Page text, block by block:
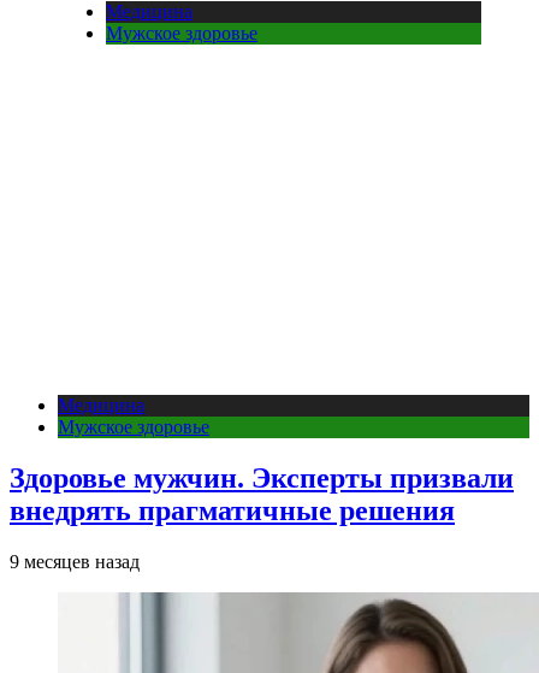
Медицина
Мужское здоровье
Медицина
Мужское здоровье
Здоровье мужчин. Эксперты призвали
внедрять прагматичные решения
9 месяцев назад